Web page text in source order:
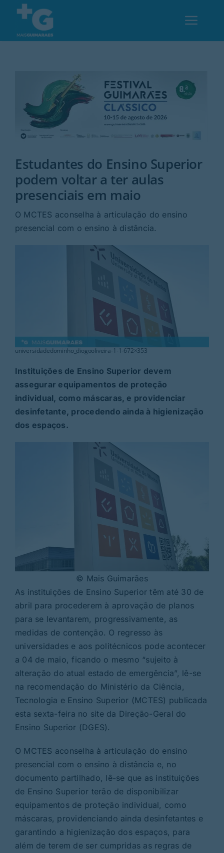
content
Desporto
Opinião
Região
Rubricas
Estudantes do Ensino Superior
podem voltar a ter aulas
presenciais em maio
O MCTES aconselha à articulação do ensino
presencial com o ensino à distância.
universidadedominho_diogooliveira-1-1-672×353
Instituições de Ensino Superior devem
assegurar equipamentos de proteção
individual, como máscaras, e providenciar
desinfetante, procedendo ainda à higienização
dos espaços.
© Mais Guimarães
As instituições de Ensino Superior têm até 30 de
abril para procederem à aprovação de planos
para se levantarem, progressivamente, as
medidas de contenção. O regresso às
universidades e aos politécnicos pode acontecer
a 04 de maio, ficando o mesmo “sujeito à
alteração do atual estado de emergência”, lê-se
na recomendação do Ministério da Ciência,
Tecnologia e Ensino Superior (MCTES) publicada
esta sexta-feira no site da Direção-Geral do
Ensino Superior (DGES).
O MCTES aconselha à articulação do ensino
presencial com o ensino à distância e, no
documento partilhado, lê-se que as instituições
de Ensino Superior terão de disponibilizar
equipamentos de proteção individual, como
máscaras, providenciando ainda desinfetantes e
garantindo a higienização dos espaços, para
além de terem de ser cumpridas as regras de